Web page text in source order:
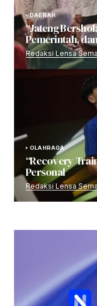
DAERAH
“Jateng
Pemerintah,
Redaksi Lensa
OLAHRAGA
“Recovery
Personal
Redaksi Lensa